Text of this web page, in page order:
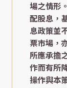
場之情形
配股息，
息政策並
票市場，
所應承擔
作而有所
操作與本